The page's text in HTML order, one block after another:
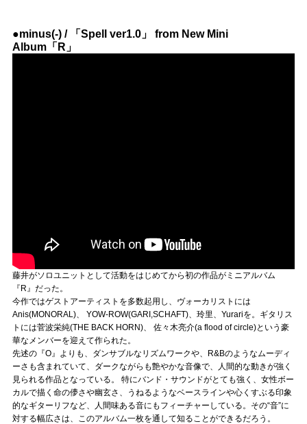
●minus(-) / 「Spell ver1.0」 from New Mini
Album「R」
藤井がソロユニットとして活動をはじめてから初の作品がミニアルバム
『R』だった。
今作ではゲストアーティストを多数起用し、ヴォーカリストには
Anis(MONORAL)、 YOW-ROW(GARI,SCHAFT)、玲里、Yurariを。ギタリス
トには菅波栄純(THE BACK HORN)、 佐々木亮介(a flood of circle)という豪
華なメンバーを迎えて作られた。
先述の『O』よりも、ダンサブルなリズムワークや、R&Bのようなムーディ
ーさも含まれていて、ダークながらも艶やかな音像で、人間的な動きが強く
見られる作品となっている。 特にバンド・サウンドがとても強く、女性ボー
カルで描く命の儚さや幽玄さ、うねるようなベースラインや心くすぶる印象
的なギターリフなど、人間味ある音にもフィーチャーしている。その“音”に
対する幅広さは、このアルバム一枚を通して知ることができるだろう。